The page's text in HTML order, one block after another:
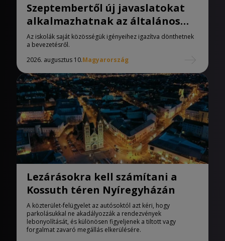
Szeptembertől új javaslatokat
alkalmazhatnak az általános
iskolák
Az iskolák saját közösségük igényeihez igazítva dönthetnek
a bevezetésről.
2026. augusztus 10.Magyarország
Lezárásokra kell számítani a
Kossuth téren Nyíregyházán
A közterület-felügyelet az autósoktól azt kéri, hogy
parkolásukkal ne akadályozzák a rendezvények
lebonyolítását, és különösen figyeljenek a tiltott vagy
forgalmat zavaró megállás elkerülésére.